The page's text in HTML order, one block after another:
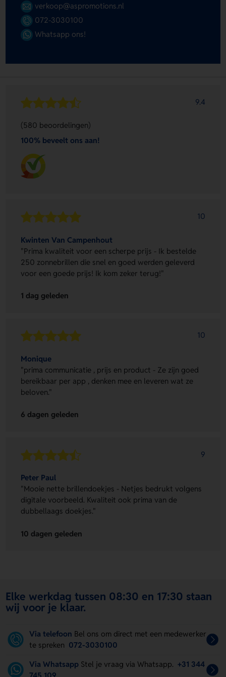
verkoop@aspromotions.nl
072-3030100
Whatsapp ons!
9.4
(580 beoordelingen)
100% beveelt ons aan!
10
Kwinten Van Campenhout
"Prima kwaliteit voor een scherpe prijs - Ik bestelde
250 zonnebrillen die snel en goed werden geleverd
voor een goede prijs! Ik kom zeker terug!"
1 dag geleden
10
Monique
"prima communicatie , prijs en product - Ze zijn goed
bereikbaar per app , denken mee en leveren wat ze
beloven."
6 dagen geleden
9
Peter Paul
"Mooie nette brillendoekjes - Netjes bedrukt volgens
digitale voorbeeld. Kwaliteit ook prima van de
dubbellaags doekjes."
10 dagen geleden
Elke werkdag tussen 08:30 en 17:30 staan
wij voor je klaar.
Via telefoon Bel ons om direct met een medewerker
te spreken 072-3030100
Via Whatsapp Stel je vraag via Whatsapp. +31 344